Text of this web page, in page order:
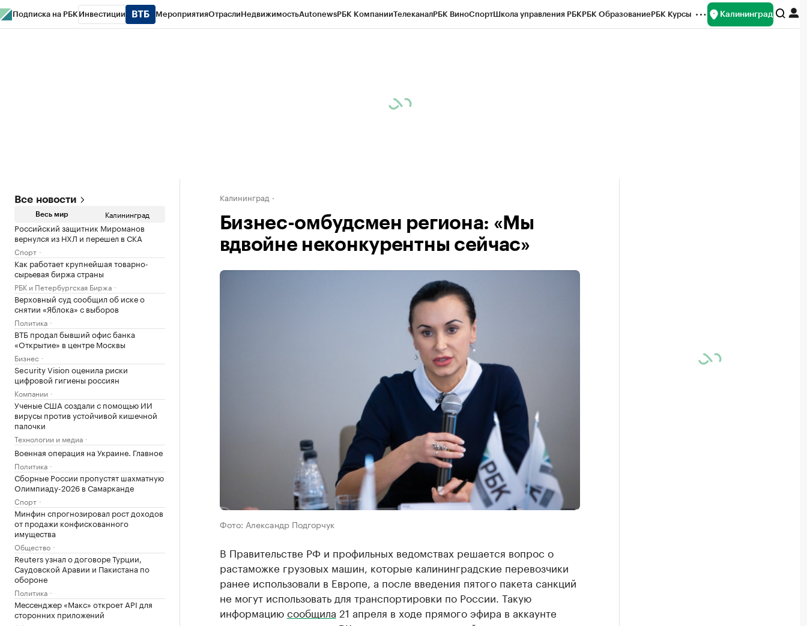
Подписка на РБК Инвестиции МероприятияОтраслиНедвижимостьAutonewsРБК КомпанииТелеканалРБК ВиноСпортШкола управления РБКРБК ОбразованиеРБК Курсы Калининград
Все новости
Весь мир Калининград
Российский защитник Мироманов
вернулся из НХЛ и перешел в СКА
Спорт
Как работает крупнейшая товарно-
сырьевая биржа страны
РБК и Петербургская Биржа
Верховный суд сообщил об иске о
снятии «Яблока» с выборов
Политика
ВТБ продал бывший офис банка
«Открытие» в центре Москвы
Бизнес
Security Vision оценила риски
цифровой гигиены россиян
Компании
Ученые США создали с помощью ИИ
вирусы против устойчивой кишечной
палочки
Технологии и медиа
Военная операция на Украине. Главное
Политика
Сборные России пропустят шахматную
Олимпиаду-2026 в Самарканде
Спорт
Минфин спрогнозировал рост доходов
от продажи конфискованного
имущества
Общество
Reuters узнал о договоре Турции,
Саудовской Аравии и Пакистана по
обороне
Политика
Мессенджер «Макс» откроет API для
сторонних приложений
Калининград
Бизнес-омбудсмен региона: «Мы
вдвойне неконкурентны сейчас»
Фото: Александр Подгорчук
В Правительстве РФ и профильных ведомствах решается вопрос о
растаможке грузовых машин, которые калининградские перевозчики
ранее использовали в Европе, а после введения пятого пакета санкций
не могут использовать для транспортировки по России. Такую
информациюсообщила 21 апреля в ходе прямого эфира в аккаунте